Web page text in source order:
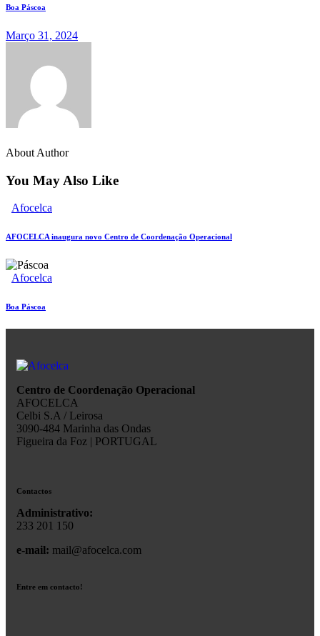
Boa Páscoa
Março 31, 2024
About Author
You May Also Like
Afocelca
AFOCELCA inaugura novo Centro de Coordenação Operacional
Afocelca
Boa Páscoa
Centro de Coordenação Operacional
AFOCELCA
Celbi S.A / Leirosa
3090-484 Marinha das Ondas
Figueira da Foz | PORTUGAL
Contactos
Administrativo:
233 201 150
e-mail: mail@afocelca.com
Entre em contacto!